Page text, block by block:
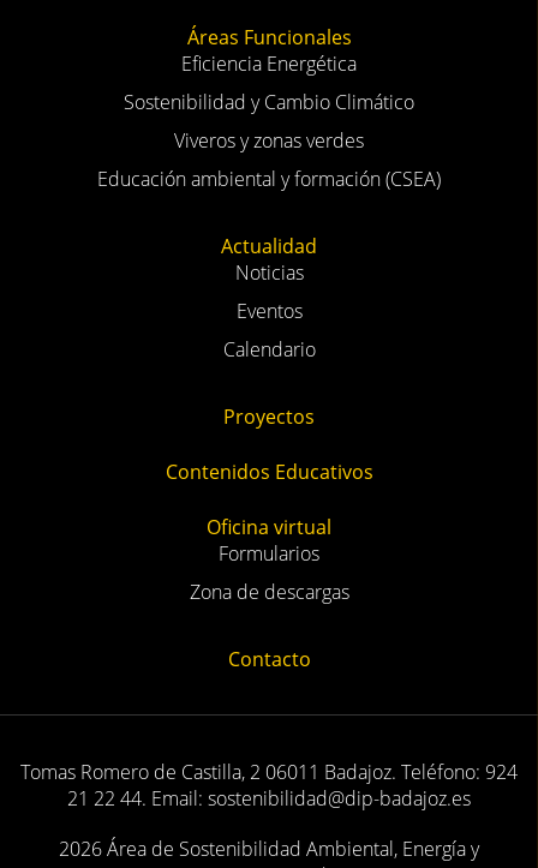
Áreas Funcionales
Eficiencia Energética
Sostenibilidad y Cambio Climático
Viveros y zonas verdes
Educación ambiental y formación (CSEA)
Actualidad
Noticias
Eventos
Calendario
Proyectos
Contenidos Educativos
Oficina virtual
Formularios
Zona de descargas
Contacto
Tomas Romero de Castilla, 2 06011 Badajoz. Teléfono: 924
21 22 44. Email: sostenibilidad@dip-badajoz.es
2026 Área de Sostenibilidad Ambiental, Energía y